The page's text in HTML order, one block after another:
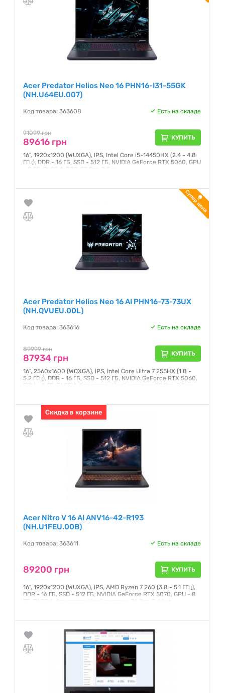
Acer Predator Helios Neo 16 PHN16-I31-55GK
(NH.U64EU.007)
Код товара: 363608 Есть на складе
91099 грн
89616 грн КУПИТЬ
16", 1920x1200 (WUXGA), IPS, Intel Core i5-14450HX (2.4 - 4.8
ГГц), DDR - 16 ГБ, SSD - 512 ГБ, NVIDIA GeForce RTX 5060, GPU
- 8 ГБ, DLSS 4, DOS, 92 Втг, 2.5 кг
Acer Predator Helios Neo 16 AI PHN16-73-73UX
(NH.QVUEU.00L)
Код товара: 363616 Есть на складе
89999 грн
87934 грн КУПИТЬ
16", 2560x1600 (WQXGA), IPS, Intel Core Ultra 7 255HX (1.8 -
5.2 ГГц), DDR - 16 ГБ, SSD - 512 ГБ, NVIDIA GeForce RTX 5060,
GPU - 8 ГБ, DLSS 4, без операційної системи, 90 Втг, 2.7 кг
Скидка в корзине
Acer Nitro V 16 AI ANV16-42-R193
(NH.U1FEU.00B)
Код товара: 363611 Есть на складе
89200 грн КУПИТЬ
16", 1920x1200 (WUXGA), IPS, AMD Ryzen 7 260 (3.8 - 5.1 ГГц),
DDR - 16 ГБ, SSD - 512 ГБ, NVIDIA GeForce RTX 5070, GPU - 8
ГБ, DLSS 4, без операційної системи, 76 Втг, 2.44 кг